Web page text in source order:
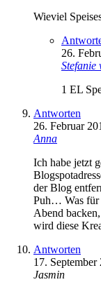
Wieviel
26.
Stefanie
1 EL
Antworten
26. Februar
Anna
Ich habe jetzt
der Blog
Puh… Was für
Abend
wird diese
Antworten
17.
Jasmin